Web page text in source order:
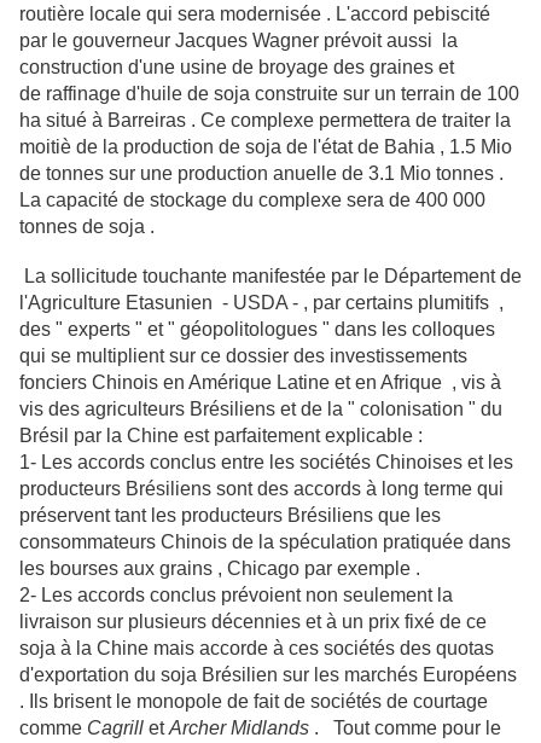
routière locale qui sera modernisée . L'accord pebiscité
par le gouverneur Jacques Wagner prévoit aussi la
construction d'une usine de broyage des graines et
de raffinage d'huile de soja construite sur un terrain de 100
ha situé à Barreiras . Ce complexe permettera de traiter la
moitiè de la production de soja de l'état de Bahia , 1.5 Mio
de tonnes sur une production anuelle de 3.1 Mio tonnes .
La capacité de stockage du complexe sera de 400 000
tonnes de soja .
La sollicitude touchante manifestée par le Département de
l'Agriculture Etasunien - USDA - , par certains plumitifs ,
des " experts " et " géopolitologues " dans les colloques
qui se multiplient sur ce dossier des investissements
fonciers Chinois en Amérique Latine et en Afrique , vis à
vis des agriculteurs Brésiliens et de la " colonisation " du
Brésil par la Chine est parfaitement explicable :
1- Les accords conclus entre les sociétés Chinoises et les
producteurs Brésiliens sont des accords à long terme qui
préservent tant les producteurs Brésiliens que les
consommateurs Chinois de la spéculation pratiquée dans
les bourses aux grains , Chicago par exemple .
2- Les accords conclus prévoient non seulement la
livraison sur plusieurs décennies et à un prix fixé de ce
soja à la Chine mais accorde à ces sociétés des quotas
d'exportation du soja Brésilien sur les marchés Européens
. Ils brisent le monopole de fait de sociétés de courtage
comme Cagrill etArcher Midlands .
Tout comme pour le